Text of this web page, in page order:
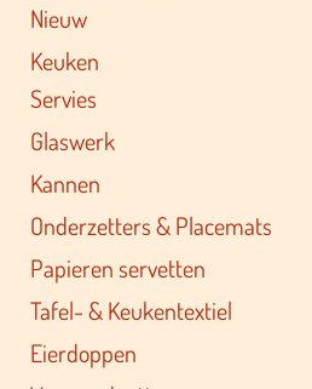
Nieuw
Keuken
Servies
Glaswerk
Kannen
Onderzetters & Placemats
Papieren servetten
Tafel- & Keukentextiel
Eierdoppen